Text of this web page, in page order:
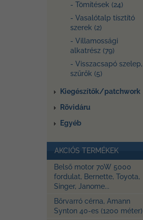
- Tömítések (24)
- Vasalótalp tísztító
szerek (2)
- Villamossági
alkatrész (79)
- Visszacsapó szelep,
szűrők (5)
Kiegészítők/patchwork
Rövidáru
Egyéb
AKCIÓS TERMÉKEK
Belső motor 70W 5000
fordulat, Bernette, Toyota,
Singer, Janome...
Bőrvarró cérna, Amann
Synton 40-es (1200 méter)